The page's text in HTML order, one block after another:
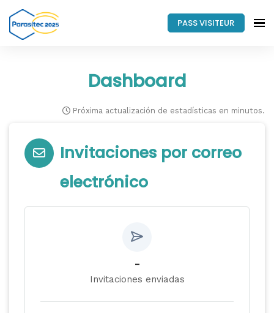
PASS VISITEUR
Dashboard
Próxima actualización de estadísticas en minutos.
Invitaciones por correo
electrónico
-
Invitaciones enviadas